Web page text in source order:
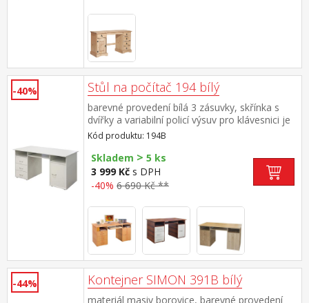
-40% Stůl na počítač 194 bílý
barevné provedení bílá 3 zásuvky, skřínka s
dvířky a variabilní policí výsuv pro klávesnici je
součástí dodávky (montáž volitelná)
Kód produktu: 194B
Skladem > 5 ks
3 999 Kč s DPH
-40% 6 690 Kč **
-44% Kontejner SIMON 391B bílý
materiál masiv borovice, barevné provedení